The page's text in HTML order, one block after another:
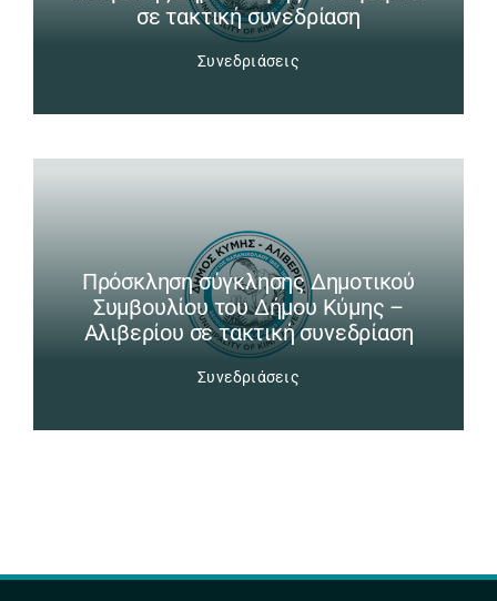
σε τακτική συνεδρίαση
Συνεδριάσεις
Πρόσκληση σύγκλησης Δημοτικού
Συμβουλίου του Δήμου Κύμης –
Αλιβερίου σε τακτική συνεδρίαση
Συνεδριάσεις